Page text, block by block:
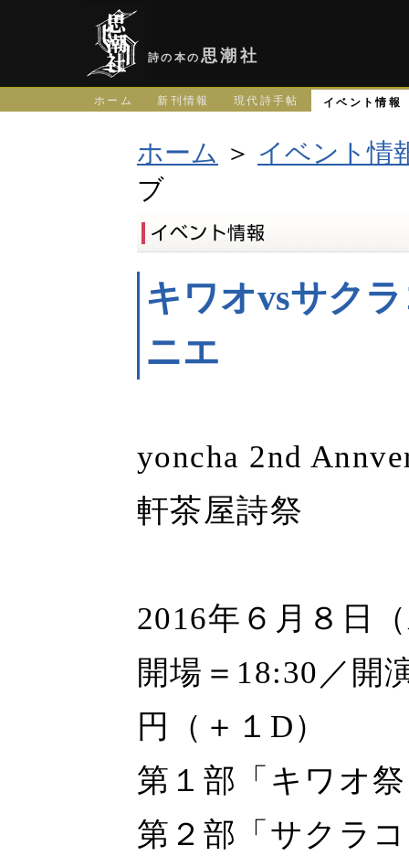
詩の本の 思潮社
ホーム 新刊情報 現代詩手帖 イベント情報
ホーム ＞ イベント情
ブ
キワオvsサク
ニエ
yoncha 2nd
軒茶屋詩祭
2016年６月８日
開場＝18:30／開
円（＋１D）
第１部「キワオ
第２部「サクラ